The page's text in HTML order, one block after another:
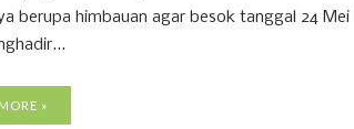
berupa himbauan agar besok tanggal 24 Mei
»